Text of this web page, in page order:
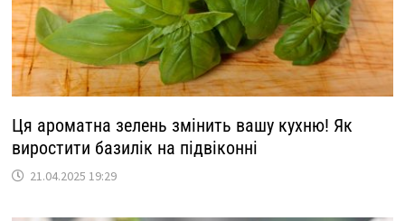
Ця ароматна зелень змінить вашу кухню! Як
виростити базилік на підвіконні
21.04.2025 19:29